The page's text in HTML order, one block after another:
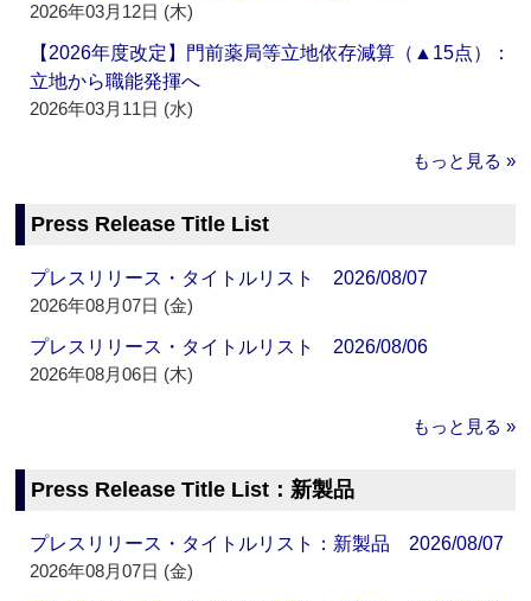
2026年03月12日 (木)
【2026年度改定】門前薬局等立地依存減算（▲15点）：
立地から職能発揮へ
2026年03月11日 (水)
もっと見る »
Press Release Title List
プレスリリース・タイトルリスト 2026/08/07
2026年08月07日 (金)
プレスリリース・タイトルリスト 2026/08/06
2026年08月06日 (木)
もっと見る »
Press Release Title List：新製品
プレスリリース・タイトルリスト：新製品 2026/08/07
2026年08月07日 (金)